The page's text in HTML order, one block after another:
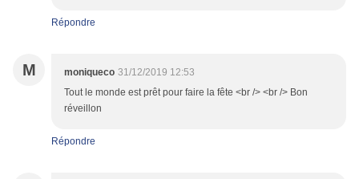
Répondre
M moniqueco 31/12/2019 12:53
Tout le monde est prêt pour faire la fête <br /> <br /> Bon
réveillon
Répondre